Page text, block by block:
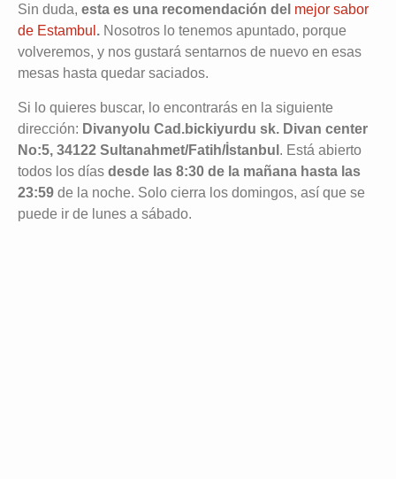
Sin duda, esta es una recomendación del mejor sabor
de Estambul . Nosotros lo tenemos apuntado, porque
volveremos, y nos gustará sentarnos de nuevo en esas
mesas hasta quedar saciados.
Si lo quieres buscar, lo encontrarás en la siguiente
dirección: Divanyolu Cad.bickiyurdu sk. Divan center
No:5, 34122 Sultanahmet/Fatih/İstanbul . Está abierto
todos los días desde las 8:30 de la mañana hasta las
23:59 de la noche. Solo cierra los domingos, así que se
puede ir de lunes a sábado.